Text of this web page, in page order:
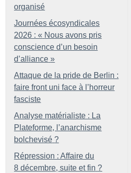
organisé
Journées écosyndicales
2026 : « Nous avons pris
conscience d’un besoin
d’alliance »
Attaque de la pride de Berlin :
faire front uni face à l’horreur
fasciste
Analyse matérialiste : La
Plateforme, l’anarchisme
bolchevisé ?
Répression : Affaire du
8 décembre, suite et fin ?